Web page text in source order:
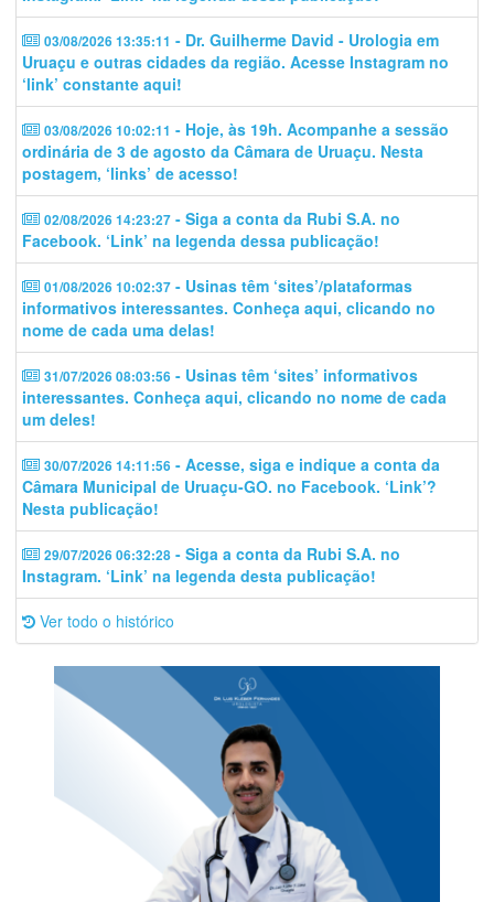
03/08/2026 13:35:11 - Dr. Guilherme David - Urologia em
Uruaçu e outras cidades da região. Acesse Instagram no
‘link’ constante aqui!
03/08/2026 10:02:11 - Hoje, às 19h. Acompanhe a sessão
ordinária de 3 de agosto da Câmara de Uruaçu. Nesta
postagem, ‘links’ de acesso!
02/08/2026 14:23:27 - Siga a conta da Rubi S.A. no
Facebook. ‘Link’ na legenda dessa publicação!
01/08/2026 10:02:37 - Usinas têm ‘sites’/plataformas
informativos interessantes. Conheça aqui, clicando no
nome de cada uma delas!
31/07/2026 08:03:56 - Usinas têm ‘sites’ informativos
interessantes. Conheça aqui, clicando no nome de cada
um deles!
30/07/2026 14:11:56 - Acesse, siga e indique a conta da
Câmara Municipal de Uruaçu-GO. no Facebook. ‘Link’?
Nesta publicação!
29/07/2026 06:32:28 - Siga a conta da Rubi S.A. no
Instagram. ‘Link’ na legenda desta publicação!
Ver todo o histórico